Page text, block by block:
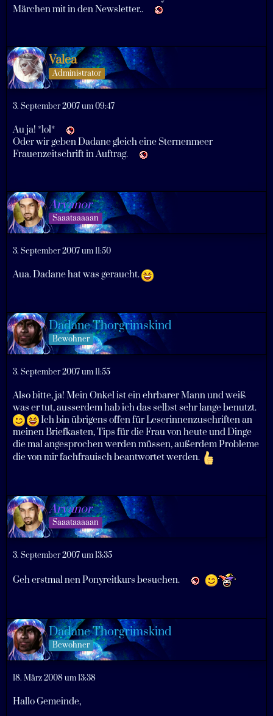
Märchen mit in den Newsletter..
Valea
Administrator
3. September 2007 um 09:47
Au ja! *lol*
Oder wir geben Dadane gleich eine Sternenmeer
Frauenzeitschrift in Auftrag.
Arvanor
Saaataaaaan
3. September 2007 um 11:50
Aua. Dadane hat was geraucht.
Dadane Thorgrimskind
Bewohner
3. September 2007 um 11:55
Also bitte, ja! Mein Onkel ist ein ehrbarer Mann und weiß
was er tut, ausserdem hab ich das selbst sehr lange benutzt.
Ich bin übrigens offen für Leserinnenzuschriften an
meinen Briefkasten, Tips für die Frau von heute und Dinge
die mal angesprochen werden müssen, außerdem Probleme
die von mir fachfrauisch beantwortet werden.
Arvanor
Saaataaaaan
3. September 2007 um 13:35
Geh erstmal nen Ponyreitkurs besuchen.
Dadane Thorgrimskind
Bewohner
18. März 2008 um 13:38
Hallo Gemeinde,